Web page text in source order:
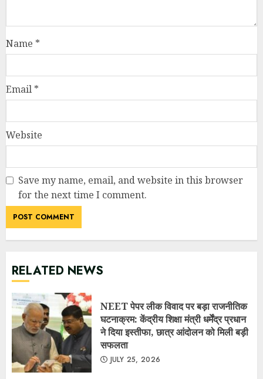
for the next time I comment.
RELATED NEWS
ने दिया इस्तीफा, छात्र आंदोलन को मिली बड़ी
सफलता
JULY 25, 2026
7 दिन में पलटा फैसला! उत्तराखंड में 34
निरस्त, शहरी विकास विभाग में मचा हड़कंप
RECENT POSTS
NEET पेपर लीक विवाद पर बड़ा राजनीतिक घटनाक्रम: केंद्रीय शिक्षा